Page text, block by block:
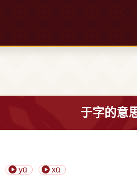
于字的意
yū xū